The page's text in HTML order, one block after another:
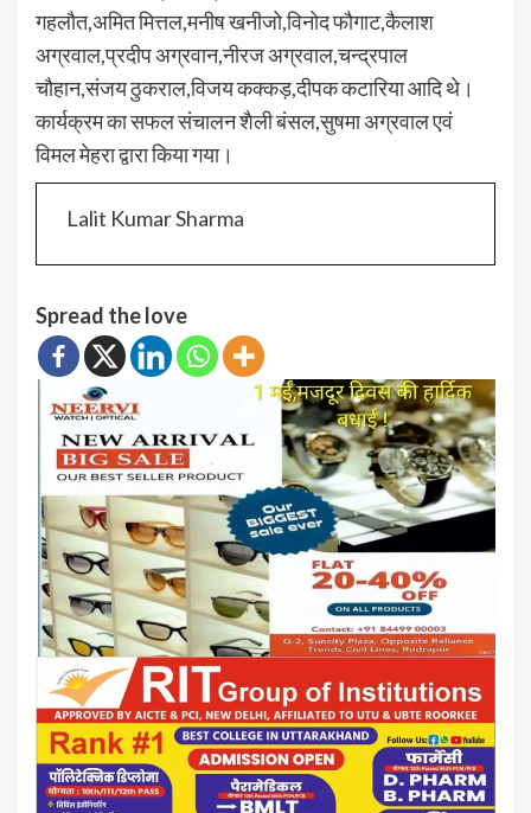
गहलौत,अमित मित्तल,मनीष खनीजो,विनोद फौगाट,कैलाश
अग्रवाल,प्रदीप अग्रवान,नीरज अग्रवाल,चन्द्रपाल
चौहान,संजय ठुकराल,विजय कक्कड़,दीपक कटारिया आदि थे।
कार्यक्रम का सफल संचालन शैली बंसल,सुषमा अग्रवाल एवं
विमल मेहरा द्वारा किया गया।
Lalit Kumar Sharma
Spread the love